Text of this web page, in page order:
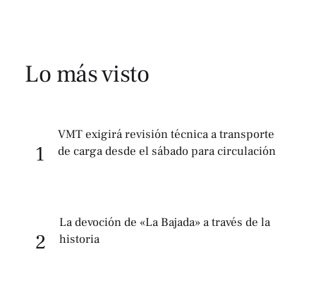
Lo más visto
1
VMT exigirá revisión técnica a transporte
de carga desde el sábado para circulación
2
La devoción de «La Bajada» a través de la
historia